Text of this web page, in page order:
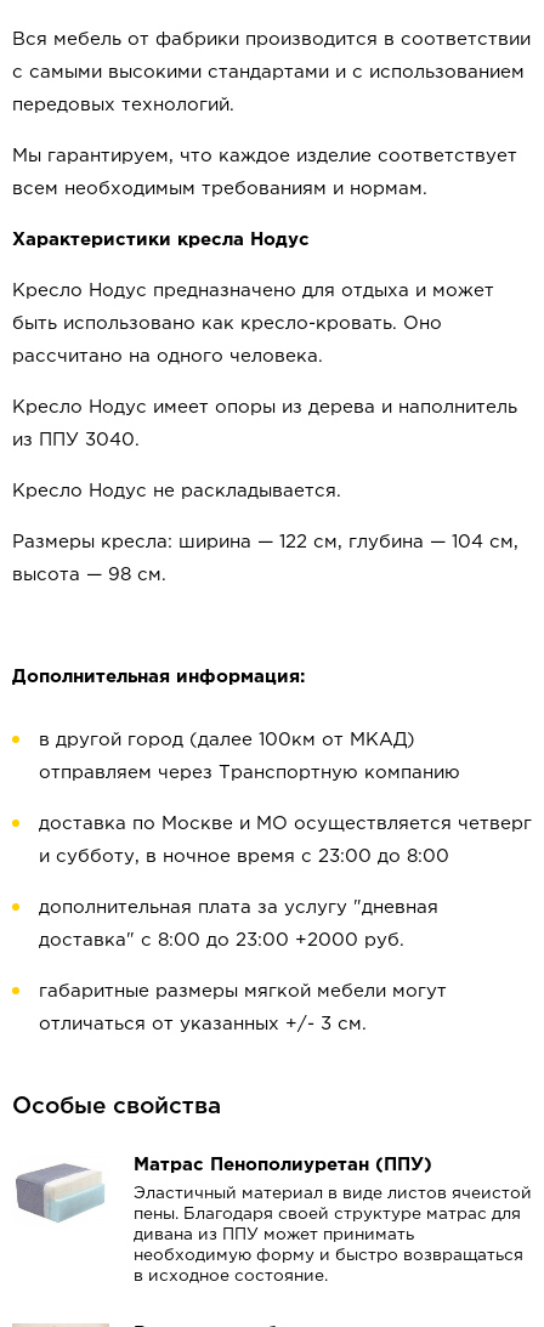
Вся мебель от фабрики производится в соответствии
с самыми высокими стандартами и с использованием
передовых технологий.
Мы гарантируем, что каждое изделие соответствует
всем необходимым требованиям и нормам.
Характеристики кресла Нодус
Кресло Нодус предназначено для отдыха и может
быть использовано как кресло-кровать. Оно
рассчитано на одного человека.
Кресло Нодус имеет опоры из дерева и наполнитель
из ППУ 3040.
Кресло Нодус не раскладывается.
Размеры кресла: ширина — 122 см, глубина — 104 см,
высота — 98 см.
Дополнительная информация:
в другой город (далее 100км от МКАД)
отправляем через Транспортную компанию
доставка по Москве и МО осуществляется четверг
и субботу, в ночное время с 23:00 до 8:00
дополнительная плата за услугу "дневная
доставка" с 8:00 до 23:00 +2000 руб.
габаритные размеры мягкой мебели могут
отличаться от указанных +/- 3 см.
Особые свойства
Матрас Пенополиуретан (ППУ)
Эластичный материал в виде листов ячеистой
пены. Благодаря своей структуре матрас для
дивана из ППУ может принимать
необходимую форму и быстро возвращаться
в исходное состояние.